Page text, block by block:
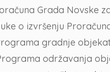
Grada Novske za
o izvršenju
gradnje
održavanja